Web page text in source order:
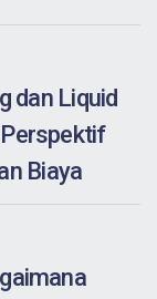
dan Liquid
Biaya